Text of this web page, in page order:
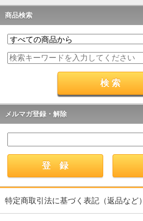
商品検索
メルマガ登録・解除
特定商取引法に基づく表記（返品など）